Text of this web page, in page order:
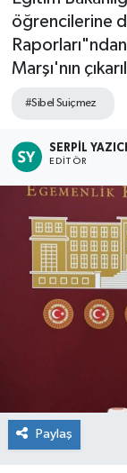
öğrencilerine
Marşı'nın
#Sibel Suiçmez
SERPIL YAZICI
EDITÖR
Paylaş